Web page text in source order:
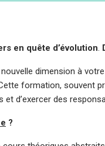
en quête d’évolution.
dimension à
formation, souvent
d’exercer des
?